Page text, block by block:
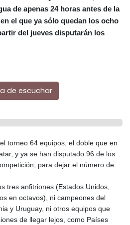
de apenas 24 horas antes de la
el que ya sólo quedan los ocho
del jueves disputarán los
de escuchar
torneo 64 equipos, el doble que en
y ya se han disputado 96 de los
para dejar el número de
tres anfitriones (Estados Unidos,
en octavos), ni campeones del
y Uruguay, ni otros equipos que
de llegar lejos, como Países